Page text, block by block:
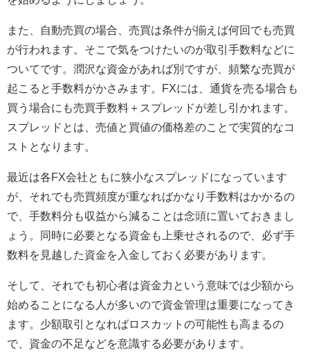
また、自動売買の場合、売買は条件が揃えば何回でも売買
が行われます。そこで気をつけたいのが取引手数料などに
ついてです。潤沢な資金があれば別ですが、頻繁な売買が
起こると手数料がかさみます。FXには、通貨を売る場合も
買う場合にも売買手数料＋スプレッドが差し引かれます。
スプレッドとは、売値と買値の価格差のことで実質的なコ
ストとなります。
最近は各FX会社ともに狭小なスプレッドになっています
が、それでも売買頻度が重なればかなり手数料はかかるの
で、手数料分も収益から減ることは念頭に置いておきまし
ょう。同時に必要となる資金も上乗せされるので、必ず手
数料を見越した資金を入金しておく必要があります。
そして、それでも初心者は資金力という意味では少額から
始めることになる人が多いので資金管理は重要になってき
ます。少額取引となればロスカットの可能性も高まるの
で、資金の不足などを意識する必要があります。